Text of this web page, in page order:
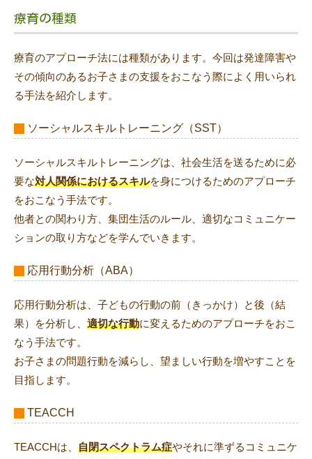
療育の種類
療育のアプローチ法には種類があります。今回は発達障害や
その傾向のあるお子さまの支援をおこなう際によく用いられ
る手法を紹介します。
ソーシャルスキルトレーニング（SST）
ソーシャルスキルトレーニングは、社会生活を送るために必
要な対人関係におけるスキルを身につけるためのアプローチ
をおこなう手法です。
他者との関わり方、集団生活のルール、適切なコミュニケー
ションの取り方などを学んでいきます。
応用行動分析（ABA）
応用行動分析は、子どもの行動の前（きっかけ）と後（結
果）を分析し、 適切な行動に変えるためのアプローチをおこ
なう手法です。
お子さまの問題行動を減らし、望ましい行動を増やすことを
目指します。
TEACCH
TEACCHは、 自閉スペクトラム症やそれに準ずるコミュニケ